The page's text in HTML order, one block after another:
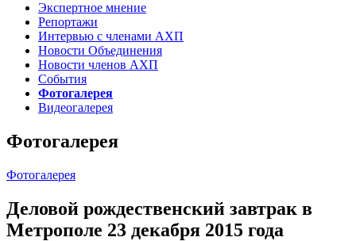
Экспертное мнение
Репортажи
Интервью с членами АХП
Новости Объединения
Новости членов АХП
События
Фотогалерея
Видеогалерея
Фотогалерея
Фотогалерея
Деловой рождественский завтрак в
Метрополе 23 декабря 2015 года